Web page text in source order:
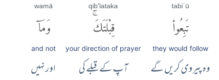
tabiʿū
تَبِعُوا۟
they would follow
وہ پیروی کریں گے
qib'lataka
قِبْلَتَكَۚ
your direction of prayer
آپ کے قبلے کی
wamā
وَمَآ
and not
اور نہیں